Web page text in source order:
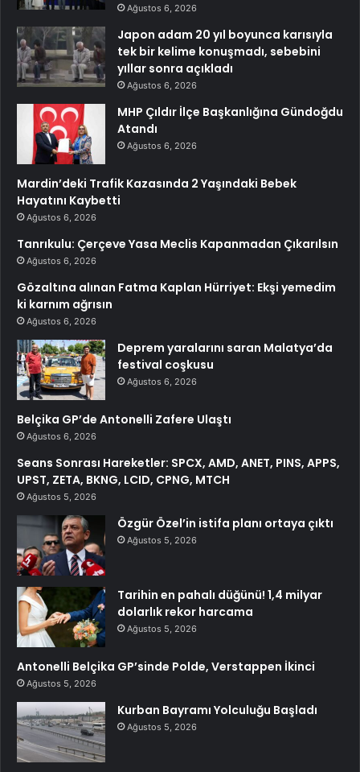
Ağustos 6, 2026
Japon adam 20 yıl boyunca karısıyla
tek bir kelime konuşmadı, sebebini
yıllar sonra açıkladı
Ağustos 6, 2026
MHP Çıldır İlçe Başkanlığına Gündoğdu
Atandı
Ağustos 6, 2026
Mardin’deki Trafik Kazasında 2 Yaşındaki Bebek
Hayatını Kaybetti
Ağustos 6, 2026
Tanrıkulu: Çerçeve Yasa Meclis Kapanmadan Çıkarılsın
Ağustos 6, 2026
Gözaltına alınan Fatma Kaplan Hürriyet: Ekşi yemedim
ki karnım ağrısın
Ağustos 6, 2026
Deprem yaralarını saran Malatya’da
festival coşkusu
Ağustos 6, 2026
Belçika GP’de Antonelli Zafere Ulaştı
Ağustos 6, 2026
Seans Sonrası Hareketler: SPCX, AMD, ANET, PINS, APPS,
UPST, ZETA, BKNG, LCID, CPNG, MTCH
Ağustos 5, 2026
Özgür Özel’in istifa planı ortaya çıktı
Ağustos 5, 2026
Tarihin en pahalı düğünü! 1,4 milyar
dolarlık rekor harcama
Ağustos 5, 2026
Antonelli Belçika GP’sinde Polde, Verstappen İkinci
Ağustos 5, 2026
Kurban Bayramı Yolculuğu Başladı
Ağustos 5, 2026